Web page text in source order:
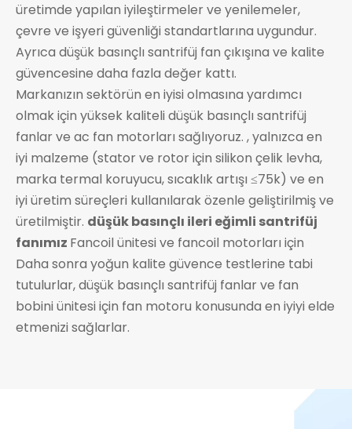
üretimde yapılan iyileştirmeler ve yenilemeler,
çevre ve işyeri güvenliği standartlarına uygundur.
Ayrıca düşük basınçlı santrifüj fan çıkışına ve kalite
güvencesine daha fazla değer kattı.
Markanızın sektörün en iyisi olmasına yardımcı
olmak için yüksek kaliteli düşük basınçlı santrifüj
fanlar ve ac fan motorları sağlıyoruz. , yalnızca en
iyi malzeme (stator ve rotor için silikon çelik levha,
marka termal koruyucu, sıcaklık artışı ≤75k) ve en
iyi üretim süreçleri kullanılarak özenle geliştirilmiş ve
üretilmiştir. düşük basınçlı ileri eğimli santrifüj
fanımız Fancoil ünitesi ve fancoil motorları için
Daha sonra yoğun kalite güvence testlerine tabi
tutulurlar, düşük basınçlı santrifüj fanlar ve fan
bobini ünitesi için fan motoru konusunda en iyiyi elde
etmenizi sağlarlar.